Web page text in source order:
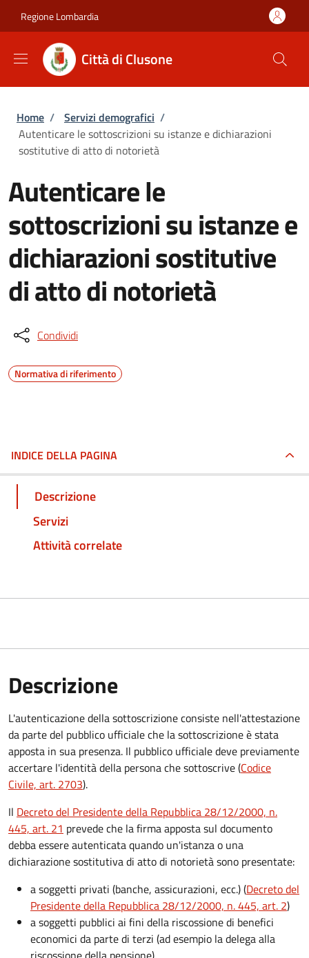
Regione Lombardia
Città di Clusone
Briciole di pane
Home / Servizi demografici /
Autenticare le sottoscrizioni su istanze e dichiarazioni
sostitutive di atto di notorietà
Autenticare le
sottoscrizioni su istanze e
dichiarazioni sostitutive
di atto di notorietà
Condividi
Normativa di riferimento
INDICE DELLA PAGINA
Descrizione
Servizi
Attività correlate
Descrizione
L'autenticazione della sottoscrizione consiste nell'attestazione
da parte del pubblico ufficiale che la sottoscrizione è stata
apposta in sua presenza. Il pubblico ufficiale deve previamente
accertare l'identità della persona che sottoscrive (Codice
Civile, art. 2703).
Il Decreto del Presidente della Repubblica 28/12/2000, n.
445, art. 21 prevede che la firma apposta sul documento
debba essere autenticata quando un'istanza o una
dichiarazione sostitutiva di atto di notorietà sono presentate:
a soggetti privati​​​​​ (banche, assicurazioni, ecc.) (Decreto del
Presidente della Repubblica 28/12/2000, n. 445, art. 2)
a soggetti pubblici ai fini della riscossione di benefici
economici da parte di terzi (ad esempio la delega alla